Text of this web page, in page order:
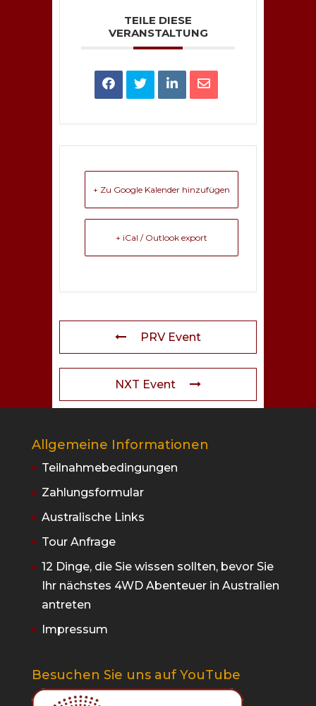
TEILE DIESE
VERANSTALTUNG
+ Zu Google Kalender hinzufügen
+ iCal / Outlook export
PRV Event
NXT Event
Allgemeine Informationen
Teilnahmebedingungen
Zahlungsformular
Australische Links
Tour Anfrage
12 Dinge, die Sie wissen sollten, bevor Sie
Ihr nächstes 4WD Abenteuer in Australien
antreten
Impressum
Besuchen Sie uns auf YouTube